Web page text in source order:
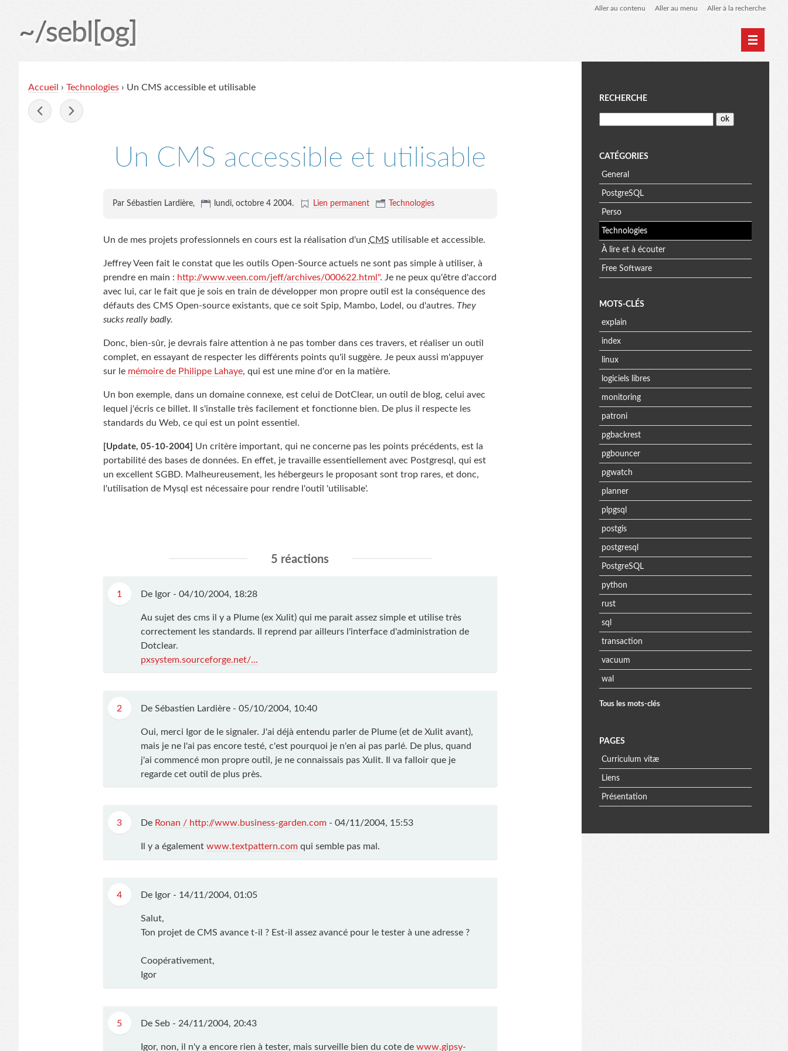
Aller au contenu Aller au menu Aller à la recherche
~/sebl[og]
Accueil
› Technologies› Un CMS accessible et utilisable
Un CMS accessible et utilisable
Par Sébastien Lardière, lundi, octobre 4 2004. Lien permanent Technologies
Un de mes projets professionnels en cours est la réalisation d'un CMS utilisable et accessible.
Jeffrey Veen fait le constat que les outils Open-Source actuels ne sont pas simple à utiliser, à
prendre en main : http://www.veen.com/jeff/archives/000622.html". Je ne peux qu'être d'accord
avec lui, car le fait que je sois en train de développer mon propre outil est la conséquence des
défauts des CMS Open-source existants, que ce soit Spip, Mambo, Lodel, ou d'autres. They
sucks really badly.
Donc, bien-sûr, je devrais faire attention à ne pas tomber dans ces travers, et réaliser un outil
complet, en essayant de respecter les différents points qu'il suggère. Je peux aussi m'appuyer
sur le mémoire de Philippe Lahaye, qui est une mine d'or en la matière.
Un bon exemple, dans un domaine connexe, est celui de DotClear, un outil de blog, celui avec
lequel j'écris ce billet. Il s'installe très facilement et fonctionne bien. De plus il respecte les
standards du Web, ce qui est un point essentiel.
[Update, 05-10-2004] Un critère important, qui ne concerne pas les points précédents, est la
portabilité des bases de données. En effet, je travaille essentiellement avec Postgresql, qui est
un excellent SGBD. Malheureusement, les hébergeurs le proposant sont trop rares, et donc,
l'utilisation de Mysql est nécessaire pour rendre l'outil 'utilisable'.
5 réactions
1 De Igor - 04/10/2004, 18:28
Au sujet des cms il y a Plume (ex Xulit) qui me parait assez simple et utilise très
correctement les standards. Il reprend par ailleurs l'interface d'administration de
Dotclear.
pxsystem.sourceforge.net/...
2 De Sébastien Lardière - 05/10/2004, 10:40
Oui, merci Igor de le signaler. J'ai déjà entendu parler de Plume (et de Xulit avant),
mais je ne l'ai pas encore testé, c'est pourquoi je n'en ai pas parlé. De plus, quand
j'ai commencé mon propre outil, je ne connaissais pas Xulit. Il va falloir que je
regarde cet outil de plus près.
3 De Ronan / http://www.business-garden.com- 04/11/2004, 15:53
Il y a également www.textpattern.comqui semble pas mal.
4 De Igor - 14/11/2004, 01:05
Salut,
Ton projet de CMS avance t-il ? Est-il assez avancé pour le tester à une adresse ?
Coopérativement,
Igor
5 De Seb - 24/11/2004, 20:43
Igor, non, il n'y a encore rien à tester, mais surveille bien du cote de www.gipsy-
M
e
n
u
RECHERCHE
CATÉGORIES
General
PostgreSQL
Perso
Technologies
À lire et à écouter
Free Software
MOTS-CLÉS
explain
index
linux
logiciels libres
monitoring
patroni
pgbackrest
pgbouncer
pgwatch
planner
plpgsql
postgis
postgresql
PostgreSQL
python
rust
sql
transaction
vacuum
wal
Tous les mots-clés
PAGES
Curriculum vitæ
Liens
Présentation